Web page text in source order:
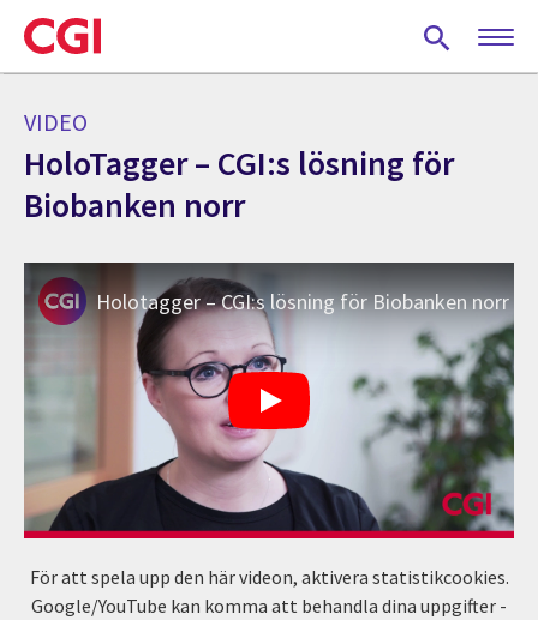
Skip
to
main
VIDEO
HoloTagger – CGI:s lösning för
Biobanken norr
Holotagger – CGI:s lösning för Biobanken norr
För att spela upp den här videon, aktivera statistikcookies.
Google/YouTube kan komma att behandla dina uppgifter -